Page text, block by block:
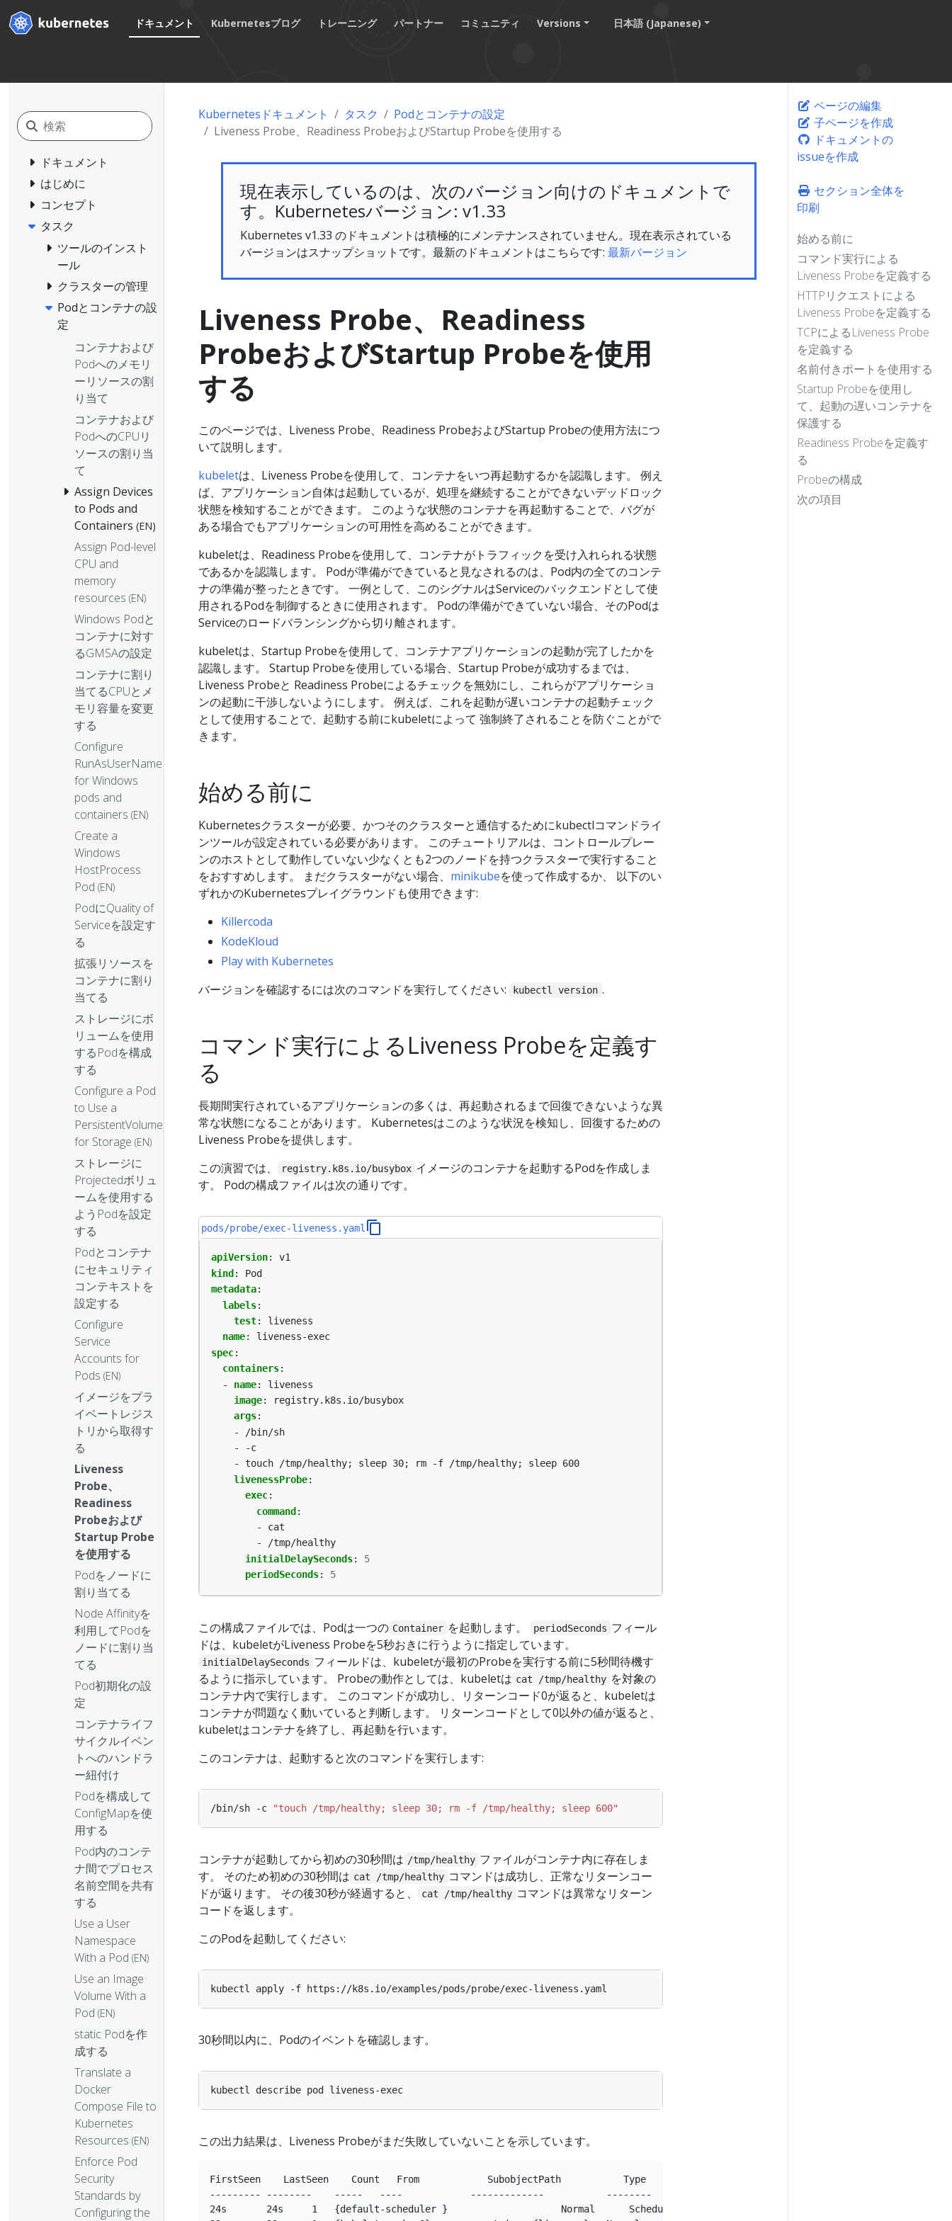
ドキュメント Kubernetesブログ トレーニング パートナー コミュニティ Versions 日本語 (Japanese)
ドキュメント
はじめに
コンセプト
タスク
ツールのインスト
ール
クラスターの管理
Podとコンテナの設
定
コンテナおよび
Podへのメモリ
ーリソースの割
り当て
コンテナおよび
PodへのCPUリ
ソースの割り当
て
Assign Devices
to Pods and
Containers (EN)
Assign Pod-level
CPU and
memory
resources (EN)
Windows Podと
コンテナに対す
るGMSAの設定
コンテナに割り
当てるCPUとメ
モリ容量を変更
する
Configure
RunAsUserName
for Windows
pods and
containers (EN)
Create a
Windows
HostProcess
Pod (EN)
PodにQuality of
Serviceを設定す
る
拡張リソースを
コンテナに割り
当てる
ストレージにボ
リュームを使用
するPodを構成
する
Configure a Pod
to Use a
PersistentVolume
for Storage (EN)
ストレージに
Projectedボリュ
ームを使用する
ようPodを設定
する
Podとコンテナ
にセキュリティ
コンテキストを
設定する
Configure
Service
Accounts for
Pods (EN)
イメージをプラ
イベートレジス
トリから取得す
る
Liveness
Probe、
Readiness
Probeおよび
Startup Probe
を使用する
Podをノードに
割り当てる
Node Affinityを
利用してPodを
ノードに割り当
てる
Pod初期化の設
定
コンテナライフ
サイクルイベン
トへのハンドラ
ー紐付け
Podを構成して
ConfigMapを使
用する
Pod内のコンテ
ナ間でプロセス
名前空間を共有
する
Use a User
Namespace
With a Pod (EN)
Use an Image
Volume With a
Pod (EN)
static Podを作
成する
Translate a
Docker
Compose File to
Kubernetes
Resources (EN)
Enforce Pod
Security
Standards by
Configuring the
Kubernetesドキュメント タスク
Podとコンテナの設定
Liveness Probe、Readiness ProbeおよびStartup Probeを使用する
現在表示しているのは、次のバージョン向けのドキュメントで
す。Kubernetesバージョン: v1.33
Kubernetes v1.33 のドキュメントは積極的にメンテナンスされていません。現在表示されている
バージョンはスナップショットです。最新のドキュメントはこちらです: 最新バージョン
Liveness Probe、Readiness
ProbeおよびStartup Probeを使用
する
このページでは、Liveness Probe、Readiness ProbeおよびStartup Probeの使用方法につ
いて説明します。
kubeletは、Liveness Probeを使用して、コンテナをいつ再起動するかを認識します。 例え
ば、アプリケーション自体は起動しているが、処理を継続することができないデッドロック
状態を検知することができます。 このような状態のコンテナを再起動することで、バグが
ある場合でもアプリケーションの可用性を高めることができます。
kubeletは、Readiness Probeを使用して、コンテナがトラフィックを受け入れられる状態
であるかを認識します。 Podが準備ができていると見なされるのは、Pod内の全てのコンテ
ナの準備が整ったときです。 一例として、このシグナルはServiceのバックエンドとして使
用されるPodを制御するときに使用されます。 Podの準備ができていない場合、そのPodは
Serviceのロードバランシングから切り離されます。
kubeletは、Startup Probeを使用して、コンテナアプリケーションの起動が完了したかを
認識します。 Startup Probeを使用している場合、Startup Probeが成功するまでは、
Liveness Probeと Readiness Probeによるチェックを無効にし、これらがアプリケーショ
ンの起動に干渉しないようにします。 例えば、これを起動が遅いコンテナの起動チェック
として使用することで、起動する前にkubeletによって 強制終了されることを防ぐことがで
きます。
始める前に
Kubernetesクラスターが必要、かつそのクラスターと通信するためにkubectlコマンドライ
ンツールが設定されている必要があります。 このチュートリアルは、コントロールプレー
ンのホストとして動作していない少なくとも2つのノードを持つクラスターで実行すること
をおすすめします。 まだクラスターがない場合、 minikubeを使って作成するか、 以下のい
ずれかのKubernetesプレイグラウンドも使用できます:
Killercoda
KodeKloud
Play with Kubernetes
バージョンを確認するには次のコマンドを実行してください:
kubectl version .
コマンド実行によるLiveness Probeを定義す
る
長期間実行されているアプリケーションの多くは、再起動されるまで回復できないような異
常な状態になることがあります。 Kubernetesはこのような状況を検知し、回復するための
Liveness Probeを提供します。
この演習では、
registry.k8s.io/busybox イメージのコンテナを起動するPodを作成しま
す。 Podの構成ファイルは次の通りです。
pods/probe/exec-liveness.yaml
apiVersion:
v1
kind :
Pod
metadata:
labels:
test:
liveness
name:
liveness-exec
spec:
containers:
- name:
liveness
image:
registry.k8s.io/busybox
args:
- /bin/sh
- -c
- touch /tmp/healthy; sleep 30; rm -f /tmp/healthy; sleep 600
livenessProbe:
exec:
command :
- cat
- /tmp/healthy
initialDelaySeconds:
5
periodSeconds: 5
この構成ファイルでは、Podは一つの Container を起動します。 periodSeconds フィール
ドは、kubeletがLiveness Probeを5秒おきに行うように指定しています。
initialDelaySeconds フィールドは、kubeletが最初のProbeを実行する前に5秒間待機す
るように指示しています。 Probeの動作としては、kubeletは cat /tmp/healthy を対象の
コンテナ内で実行します。 このコマンドが成功し、リターンコード0が返ると、kubeletは
コンテナが問題なく動いていると判断します。 リターンコードとして0以外の値が返ると、
kubeletはコンテナを終了し、再起動を行います。
このコンテナは、起動すると次のコマンドを実行します:
/bin/sh -c "touch /tmp/healthy; sleep 30; rm -f /tmp/healthy; sleep 600"
コンテナが起動してから初めの30秒間は /tmp/healthy ファイルがコンテナ内に存在しま
す。 そのため初めの30秒間は cat /tmp/healthy コマンドは成功し、正常なリターンコー
ドが返ります。 その後30秒が経過すると、
cat /tmp/healthy コマンドは異常なリターン
コードを返します。
このPodを起動してください:
30秒間以内に、Podのイベントを確認します。
この出力結果は、Liveness Probeがまだ失敗していないことを示しています。
FirstSeen    LastSeen    Count   From            SubobjectPath           Type        Reason      Message
--------- --------    -----   ----            -------------           --------    ------      -------
24s       24s     1   {default-scheduler }                    Normal      Scheduled   Successfully assigned liveness-exec to
ページの編集
子ページを作成
ドキュメントの
issueを作成
セクション全体を
印刷
始める前に
コマンド実行による
Liveness Probeを定義する
HTTPリクエストによる
Liveness Probeを定義する
TCPによるLiveness Probe
を定義する
名前付きポートを使用する
Startup Probeを使用し
て、起動の遅いコンテナを
保護する
Readiness Probeを定義す
る
Probeの構成
次の項目